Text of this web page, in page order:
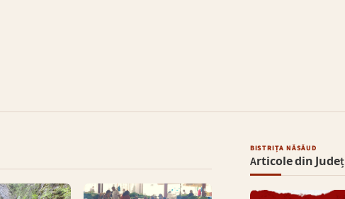
BISTRIȚA NĂSĂUD
Articole din Județ